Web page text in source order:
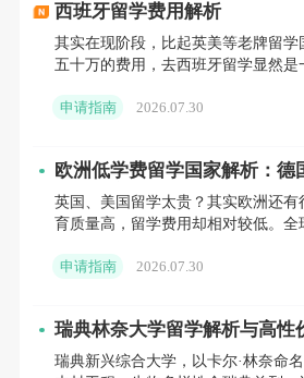
推荐信 ：申请者需提交 2 - 3 封
相关领域的学者或专业人士，从不同
及未来学习和职业规划，让招生委员会
学术成绩单 ：需提交本科及硕士
成绩单，作为学术能力的重要参考。
2. 申请流程
西班牙留学费用解析
其实在现阶段，比起英美等老牌留学
五十万的费用，去西班牙留学显然是
申请指南 2026.07.30
欧洲低学费留学国家解析：德
班牙等六国费用与院校推荐
英国、美国留学太贵？其实欧洲还有
育质量高，留学费用却相对较低。全
性价比
申请指南 2026.07.30
瑞典林奈大学留学解析与高性
瑞典新兴综合大学，以卡尔·林奈命